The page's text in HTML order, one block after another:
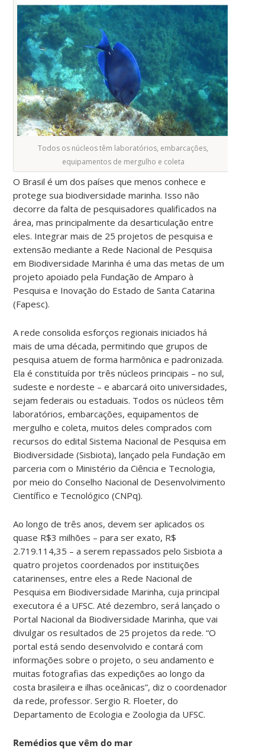
Todos os núcleos têm laboratórios, embarcações,
equipamentos de mergulho e coleta
O Brasil é um dos países que menos conhece e
protege sua biodiversidade marinha. Isso não
decorre da falta de pesquisadores qualificados na
área, mas principalmente da desarticulação entre
eles. Integrar mais de 25 projetos de pesquisa e
extensão mediante a Rede Nacional de Pesquisa
em Biodiversidade Marinha é uma das metas de um
projeto apoiado pela Fundação de Amparo à
Pesquisa e Inovação do Estado de Santa Catarina
(Fapesc).
A rede consolida esforços regionais iniciados há
mais de uma década, permitindo que grupos de
pesquisa atuem de forma harmônica e padronizada.
Ela é constituída por três núcleos principais – no sul,
sudeste e nordeste – e abarcará oito universidades,
sejam federais ou estaduais. Todos os núcleos têm
laboratórios, embarcações, equipamentos de
mergulho e coleta, muitos deles comprados com
recursos do edital Sistema Nacional de Pesquisa em
Biodiversidade (Sisbiota), lançado pela Fundação em
parceria com o Ministério da Ciência e Tecnologia,
por meio do Conselho Nacional de Desenvolvimento
Científico e Tecnológico (CNPq).
Ao longo de três anos, devem ser aplicados os
quase R$3 milhões – para ser exato, R$
2.719.114,35 – a serem repassados pelo Sisbiota a
quatro projetos coordenados por instituições
catarinenses, entre eles a Rede Nacional de
Pesquisa em Biodiversidade Marinha, cuja principal
executora é a UFSC. Até dezembro, será lançado o
Portal Nacional da Biodiversidade Marinha, que vai
divulgar os resultados de 25 projetos da rede. “O
portal está sendo desenvolvido e contará com
informações sobre o projeto, o seu andamento e
muitas fotografias das expedições ao longo da
costa brasileira e ilhas oceânicas”, diz o coordenador
da rede, professor. Sergio R. Floeter, do
Departamento de Ecologia e Zoologia da UFSC.
Remédios que vêm do mar